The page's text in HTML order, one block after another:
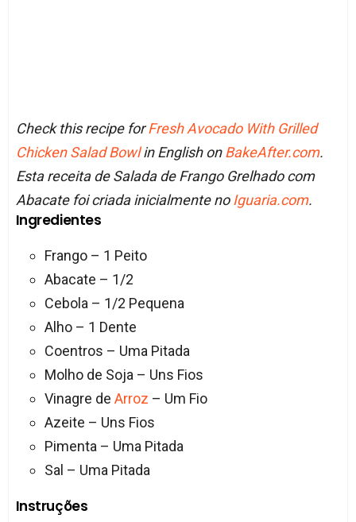
Check this recipe forFresh Avocado With Grilled
Chicken Salad Bowlin English onBakeAfter.com.
Esta receita de Salada de Frango Grelhado com
Abacate foi criada inicialmente no Iguaria.com.
Ingredientes
Frango – 1 Peito
Abacate – 1/2
Cebola – 1/2 Pequena
Alho – 1 Dente
Coentros – Uma Pitada
Molho de Soja – Uns Fios
Vinagre de Arroz – Um Fio
Azeite – Uns Fios
Pimenta – Uma Pitada
Sal – Uma Pitada
Instruções